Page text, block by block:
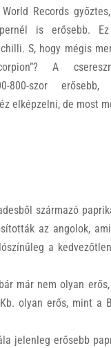
Records
is erősebb.
S, hogy mégis
A
800-szor
elképzelni, de most
származó
az angolok,
a
már nem olyan
olyan erős, mint a
jelenleg erősebb